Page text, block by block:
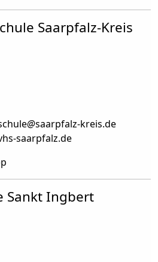
Saarpfalz-Kreis
@saarpfalz-kreis.de
saarpfalz.de
Sankt Ingbert